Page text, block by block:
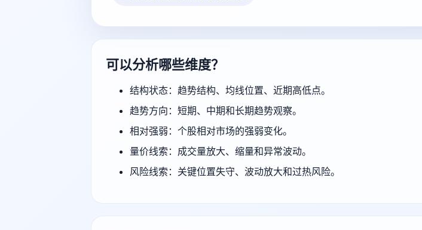
可以分析哪些维度？
结构状态：趋势结构、均线位置、近期高低点。
趋势方向：短期、中期和长期趋势观察。
相对强弱：个股相对市场的强弱变化。
量价线索：成交量放大、缩量和异常波动。
风险线索：关键位置失守、波动放大和过热风险。